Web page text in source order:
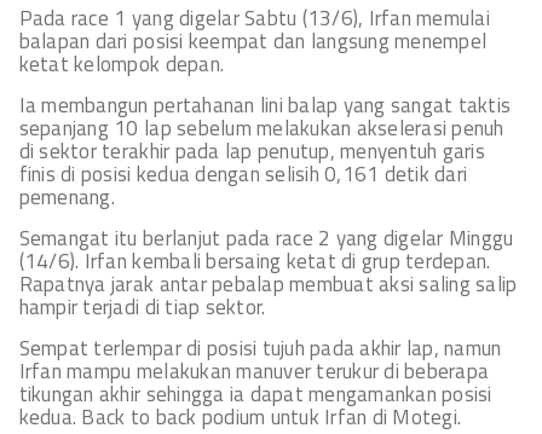
Pada race 1 yang digelar Sabtu (13/6), Irfan memulai
balapan dari posisi keempat dan langsung menempel
ketat kelompok depan.
Ia membangun pertahanan lini balap yang sangat taktis
sepanjang 10 lap sebelum melakukan akselerasi penuh
di sektor terakhir pada lap penutup, menyentuh garis
finis di posisi kedua dengan selisih 0,161 detik dari
pemenang.
Semangat itu berlanjut pada race 2 yang digelar Minggu
(14/6). Irfan kembali bersaing ketat di grup terdepan.
Rapatnya jarak antar pebalap membuat aksi saling salip
hampir terjadi di tiap sektor.
Sempat terlempar di posisi tujuh pada akhir lap, namun
Irfan mampu melakukan manuver terukur di beberapa
tikungan akhir sehingga ia dapat mengamankan posisi
kedua. Back to back podium untuk Irfan di Motegi.